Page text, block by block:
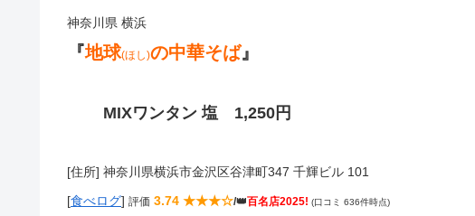
神奈川県 横浜
『地球(ほし)の中華そば』
MIXワンタン 塩 1,250円
[住所] 神奈川県横浜市金沢区谷津町347 千輝ビル 101
[食べログ] 評価 3.74 ★★★☆/👑百名店2025! (口コミ 636件時点)